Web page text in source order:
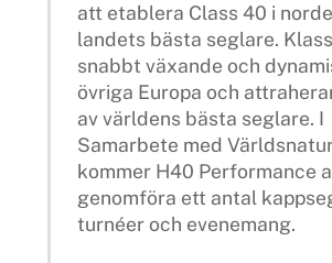
att etablera Class 40 i
landets bästa seglare.
snabbt växande och
övriga Europa och
av världens bästa seglare. I
Samarbete med
kommer H40 Performance
genomföra ett antal
turnéer och evenemang.